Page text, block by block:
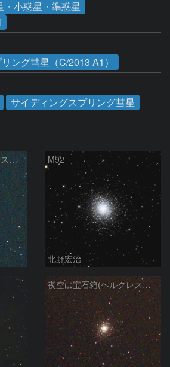
・小惑星・準惑星
ング彗星（C/2013 A1）
サイディングスプリング彗星
夜空は宝石箱(ヘルクレス座 M92) Seestar50 M92
北野宏治
夜空は宝石箱(ヘルクレス座 M92) Seestar50